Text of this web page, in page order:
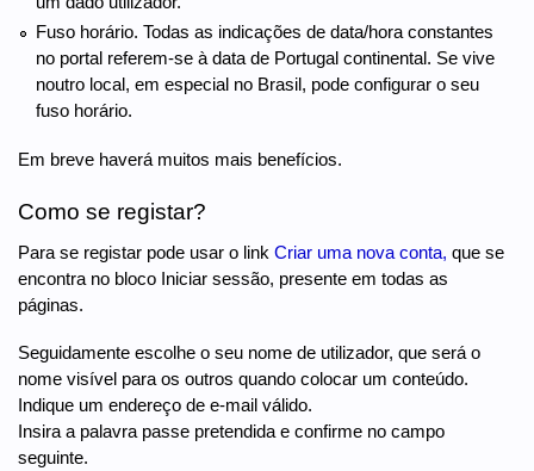
Fuso horário. Todas as indicações de data/hora constantes
no portal referem-se à data de Portugal continental. Se vive
noutro local, em especial no Brasil, pode configurar o seu
fuso horário.
Em breve haverá muitos mais benefícios.
Como se registar?
Para se registar pode usar o link Criar uma nova conta, que se
encontra no bloco Iniciar sessão, presente em todas as
páginas.
Seguidamente escolhe o seu nome de utilizador, que será o
nome visível para os outros quando colocar um conteúdo.
Indique um endereço de e-mail válido.
Insira a palavra passe pretendida e confirme no campo
seguinte.